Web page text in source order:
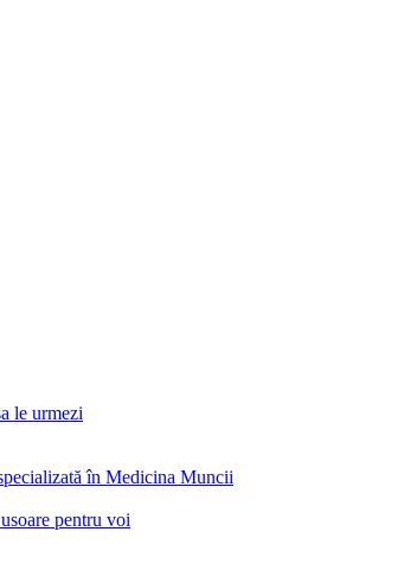
le urmezi
în Medicina Muncii
pentru voi